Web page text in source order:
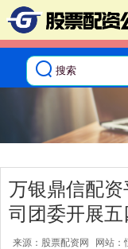
万银鼎信配
司团委开展
来源：股票配资网 网站：